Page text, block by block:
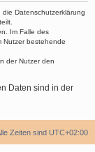
Datenschutzerklärung
Im Falle des
Nutzer bestehende
der Nutzer den
Daten sind in der
Zeiten sind UTC+02:00